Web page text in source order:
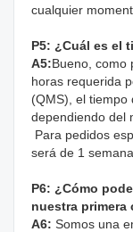
cualquier
P5: ¿Cuál es el
A5:Bueno, como
horas requerida
(QMS), el tiempo
dependiendo del
será de 1
P6: ¿Cómo
nuestra primera
A6: Somos una